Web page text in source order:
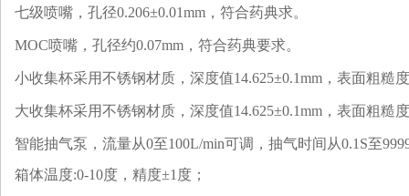
七级喷嘴，孔径0.206±0.01mm，符合药典求。
MOC喷嘴，孔径约0.07mm，符合药典要求。
小收集杯采用不锈钢材质，深度值14.625±0.1mm，表面粗糙
大收集杯采用不锈钢材质，深度值14.625±0.1mm，表面粗糙
智能抽气泵，流量从0至100L/min可调，抽气时间从0.1S至
箱体温度:0-10度，精度±1度；